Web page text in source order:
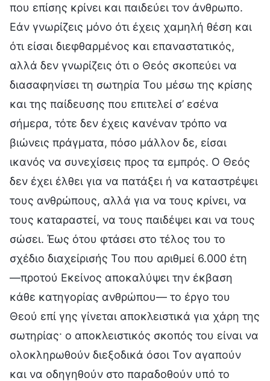
που επίσης κρίνει και παιδεύει τον άνθρωπο.
Εάν γνωρίζεις μόνο ότι έχεις χαμηλή θέση και
ότι είσαι διεφθαρμένος και επαναστατικός,
αλλά δεν γνωρίζεις ότι ο Θεός σκοπεύει να
διασαφηνίσει τη σωτηρία Του μέσω της κρίσης
και της παίδευσης που επιτελεί σ’ εσένα
σήμερα, τότε δεν έχεις κανέναν τρόπο να
βιώνεις πράγματα, πόσο μάλλον δε, είσαι
ικανός να συνεχίσεις προς τα εμπρός. Ο Θεός
δεν έχει έλθει για να πατάξει ή να καταστρέψει
τους ανθρώπους, αλλά για να τους κρίνει, να
τους καταραστεί, να τους παιδέψει και να τους
σώσει. Έως ότου φτάσει στο τέλος του το
σχέδιο διαχείρισής Του που αριθμεί 6.000 έτη
—προτού Εκείνος αποκαλύψει την έκβαση
κάθε κατηγορίας ανθρώπου— το έργο του
Θεού επί γης γίνεται αποκλειστικά για χάρη της
σωτηρίας· ο αποκλειστικός σκοπός του είναι να
ολοκληρωθούν διεξοδικά όσοι Τον αγαπούν
και να οδηγηθούν στο παραδοθούν υπό το